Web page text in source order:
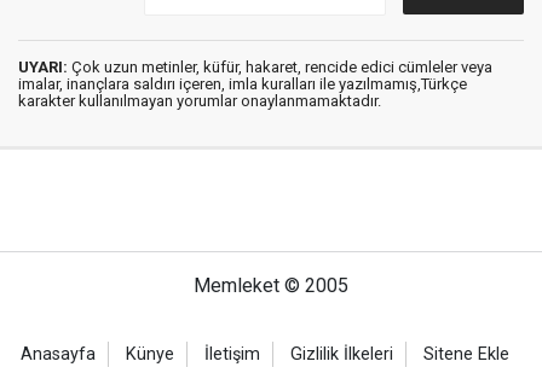
UYARI: Çok uzun metinler, küfür, hakaret, rencide edici cümleler veya
imalar, inançlara saldırı içeren, imla kuralları ile yazılmamış,Türkçe
karakter kullanılmayan yorumlar onaylanmamaktadır.
Memleket © 2005
Anasayfa Künye İletişim Gizlilik İlkeleri Sitene Ekle